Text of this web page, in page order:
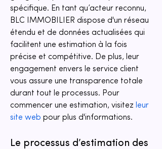
spécifique. En tant qu’acteur reconnu,
BLC IMMOBILIER dispose d'un réseau
étendu et de données actualisées qui
facilitent une estimation à la fois
précise et compétitive. De plus, leur
engagement envers le service client
vous assure une transparence totale
durant tout le processus. Pour
commencer une estimation, visitez leur
site web pour plus d'informations.
Le processus d’estimation des